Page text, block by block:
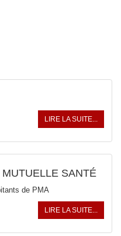
LIRE LA SUITE...
SANTÉ
de PMA
LIRE LA SUITE...